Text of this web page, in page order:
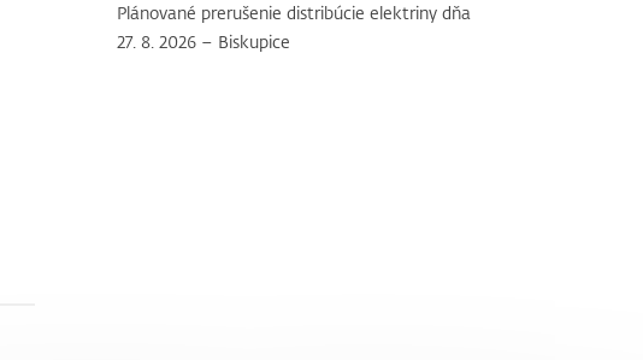
Plánované prerušenie distribúcie elektriny dňa
27. 8. 2026 – Biskupice